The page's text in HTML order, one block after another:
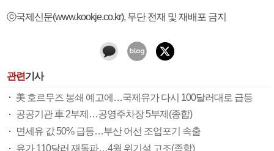
ⓒ국제신문(www.kookje.co.kr), 무단 전재 및 재배포 금지
관련기사
美 호르무즈 봉쇄 예고에…국제유가 다시 100달러대로 급등
공공기관 車 2부제…공영주차장 5부제(종합)
면세유 값 50% 급등…부산 어선 조업포기 속출
유가 110달러 재돌파…4월 위기설 고조(종합)